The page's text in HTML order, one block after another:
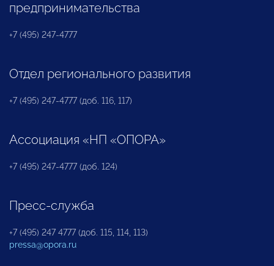
предпринимательства
+7 (495) 247-4777
Отдел регионального развития
+7 (495) 247-4777 (доб. 116, 117)
Ассоциация «НП «ОПОРА»
+7 (495) 247-4777 (доб. 124)
Пресс-служба
+7 (495) 247 4777 (доб. 115, 114, 113)
pressa@opora.ru